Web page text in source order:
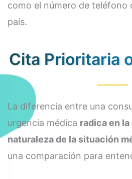
como el número de teléfono
país.
Cita Prioritaria
La diferencia entre una
urgencia médica radica en
naturaleza de la situación
una comparación para